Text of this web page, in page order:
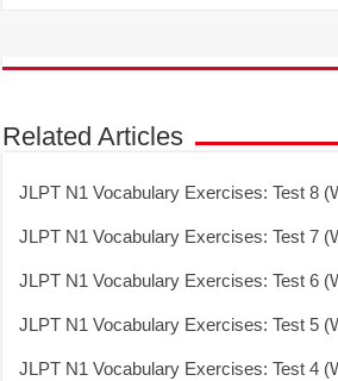
Related Articles
JLPT N1 Vocabulary Exercises: Test 8
JLPT N1 Vocabulary Exercises: Test 7
JLPT N1 Vocabulary Exercises: Test 6
JLPT N1 Vocabulary Exercises: Test 5
JLPT N1 Vocabulary Exercises: Test 4